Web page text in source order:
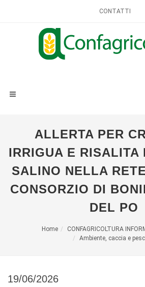
CONTATTI
ALLERTA PER
IRRIGUA E RISALITA
SALINO NELLA
CONSORZIO DI
DEL PO
Home CONFAGRICOLTURA
Ambiente, caccia e
19/06/2026